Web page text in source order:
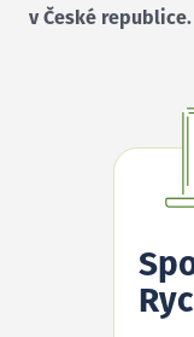
v České republice.